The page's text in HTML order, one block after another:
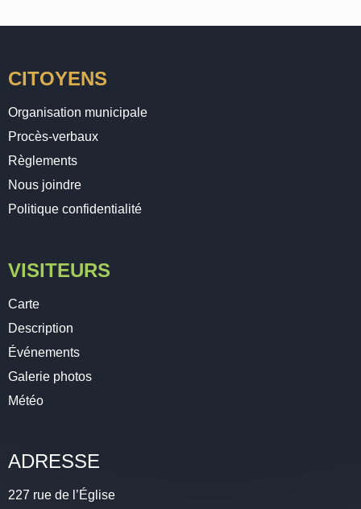
CITOYENS
Organisation municipale
Procès-verbaux
Règlements
Nous joindre
Politique confidentialité
VISITEURS
Carte
Description
Événements
Galerie photos
Météo
ADRESSE
227 rue de l’Église